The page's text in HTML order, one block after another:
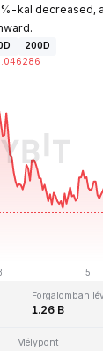
kal decreased,
200D
₽0.010996
Forgalomban
1.26 B
Mélypont